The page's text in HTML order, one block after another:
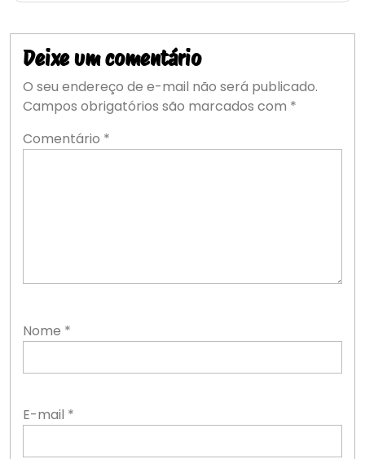
Deixe um comentário
O seu endereço de e-mail não será publicado.
Campos obrigatórios são marcados com *
Comentário *
Nome *
E-mail *